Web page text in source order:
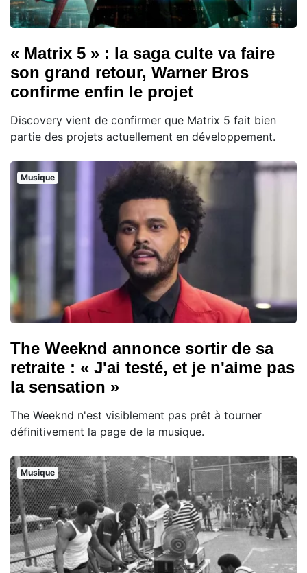
« Matrix 5 » : la saga culte va faire
son grand retour, Warner Bros
confirme enfin le projet
Discovery vient de confirmer que Matrix 5 fait bien
partie des projets actuellement en développement.
Musique
The Weeknd annonce sortir de sa
retraite : « J'ai testé, et je n'aime pas
la sensation »
The Weeknd n'est visiblement pas prêt à tourner
définitivement la page de la musique.
Musique